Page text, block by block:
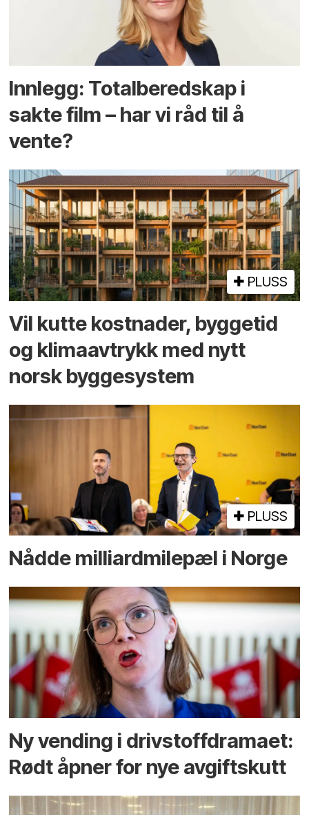
Innlegg: Totalberedskap i
sakte film – har vi råd til å
vente?
PLUSS
Vil kutte kostnader, byggetid
og klima­avtrykk med nytt
norsk bygge­system
PLUSS
Nådde milliard­­milepæl i Norge
Ny vending i drivstoffdramaet:
Rødt åpner for nye avgiftskutt